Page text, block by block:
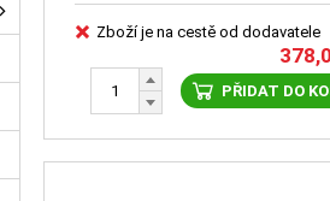
Zboží je na cestě od dodavatele
PŘIDAT DO